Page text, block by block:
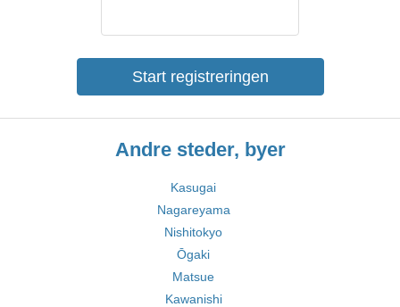
Start registreringen
Andre steder, byer
Kasugai
Nagareyama
Nishitokyo
Ōgaki
Matsue
Kawanishi